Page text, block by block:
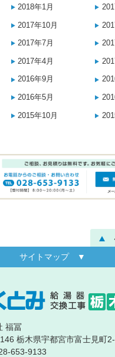
2018年1月
2017年10月
2017年7月
2017年4月
2016年9月
2016年5月
2015年10月
サイトマップ ▼
福冨
栃木県宇都宮市富士見町
653-9133